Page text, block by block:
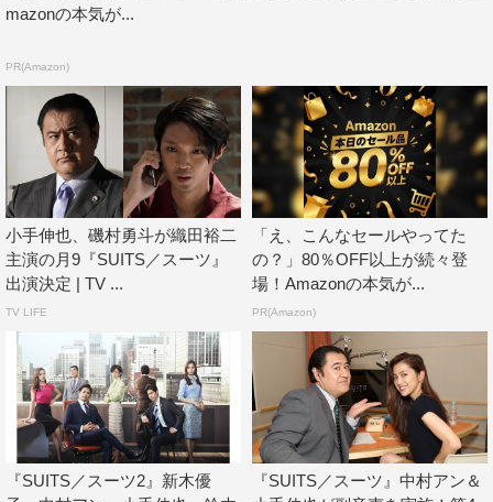
mazonの本気が...
PR(Amazon)
小手伸也、磯村勇斗が織田裕二
主演の月9『SUITS／スーツ』
出演決定 | TV ...
TV LIFE
「え、こんなセールやってた
の？」80％OFF以上が続々登
場！Amazonの本気が...
PR(Amazon)
『SUITS／スーツ2』新木優
『SUITS／スーツ』中村アン＆